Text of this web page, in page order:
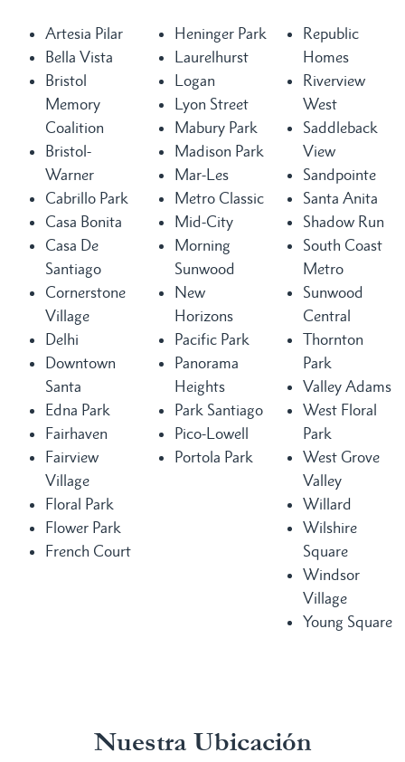
Artesia Pilar
Bella Vista
Bristol
Memory
Coalition
Bristol-
Warner
Cabrillo Park
Casa Bonita
Casa De
Santiago
Cornerstone
Village
Delhi
Downtown
Santa
Edna Park
Fairhaven
Fairview
Village
Floral Park
Flower Park
French Court
Heninger Park
Laurelhurst
Logan
Lyon Street
Mabury Park
Madison Park
Mar-Les
Metro Classic
Mid-City
Morning
Sunwood
New
Horizons
Pacific Park
Panorama
Heights
Park Santiago
Pico-Lowell
Portola Park
Republic
Homes
Riverview
West
Saddleback
View
Sandpointe
Santa Anita
Shadow Run
South Coast
Metro
Sunwood
Central
Thornton
Park
Valley Adams
West Floral
Park
West Grove
Valley
Willard
Wilshire
Square
Windsor
Village
Young Square
Nuestra Ubicación